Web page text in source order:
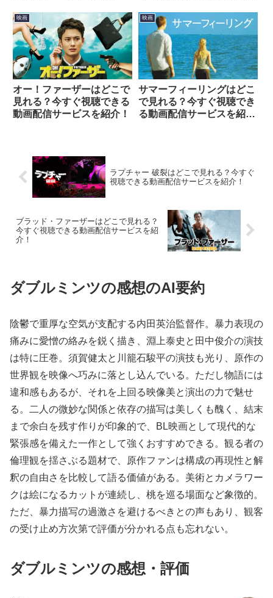
映画
オー！ファーザーはどこで
見れる？今すぐ視聴できる
動画配信サービスを紹介！
映画
サマーフィーリングはどこ
で見れる？今すぐ視聴でき
る動画配信サービスを紹
ラプチャー 破裂はどこで見れる？今すぐ
視聴できる動画配信サービスを紹介！
ブラッド・ファーザーはどこで見れる？
今すぐ視聴できる動画配信サービスを紹
介！
ダブルミンツの感想のAI要約
陰鬱で重厚な空気が支配する内田英治監督作。暴力表現の
痛みに愛憎の絡みを鋭く描き、淵上泰史と田中俊介の演技
は特に圧巻。須賀健太と川籠石駿平の演技も光り、原作の
世界観を映像へ巧みに落とし込んでいる。ただし物語には
違和感もあるが、それを上回る映像美と演出の力で魅せ
る。二人の微妙な関係と依存の描写は美しくも醜く、結末
まで余白を残す作りが印象的で、BL映画として現代的な
緊張感を備えた一作として強くおすすめできる。観る者の
倫理観を揺さぶる題材で、原作ファンは構成の再現性と解
釈の自由さを比較して語る価値がある。美術とカメラワー
クは絵になるカットが連続し、桃を巡る場面など象徴的。
ただ、暴力描写の過激さを避けるべきとの声もあり、観客
の受け止め方次第で評価が分かれる点も忘れない。
ダブルミンツの感想・評価